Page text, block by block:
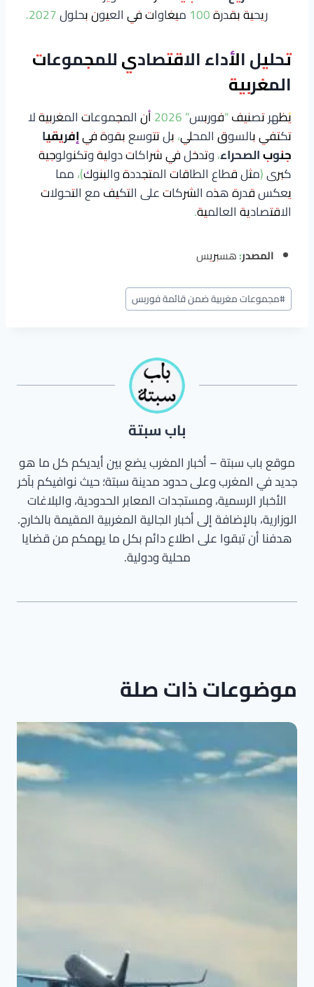
ريحية بقدرة 100 ميغاوات في العيون بحلول 2027.
تحليل الأداء الاقتصادي للمجموعات
المغربية
يُظهر تصنيف “فوربس” 2026 أن المجموعات المغربية لا
تكتفي بالسوق المحلي، بل تتوسع بقوة فيإفريقيا
جنوب الصحراء، وتدخل في شراكات دولية وتكنولوجية
كبرى (مثل قطاع الطاقات المتجددة والبنوك)، مما
يعكس قدرة هذه الشركات على التكيف مع التحولات
الاقتصادية العالمية.
المصدر:هسبريس
وسوم
المقال:
#مجموعات مغربية ضمن قائمة فوربس
باب سبتة
موقع باب سبتة – أخبار المغرب يضع بين أيديكم كل ما هو
جديد في المغرب وعلى حدود مدينة سبتة؛ حيث نوافيكم بآخر
الأخبار الرسمية، ومستجدات المعابر الحدودية، والبلاغات
الوزارية، بالإضافة إلى أخبار الجالية المغربية المقيمة بالخارج.
هدفنا أن تبقوا على اطلاع دائم بكل ما يهمكم من قضايا
محلية ودولية.
موضوعات ذات صلة